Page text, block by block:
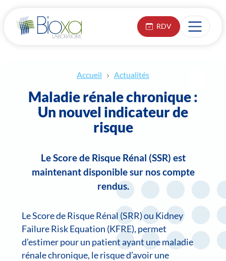
RDV
Accueil Actualités
Maladie rénale chronique :
Un nouvel indicateur de
risque
Le Score de Risque Rénal (SSR) est
maintenant disponible sur nos compte
rendus.
Le Score de Risque Rénal (SRR) ou Kidney
Failure Risk Equation (KFRE), permet
d’estimer pour un patient ayant une maladie
rénale chronique, le risque d’avoir une